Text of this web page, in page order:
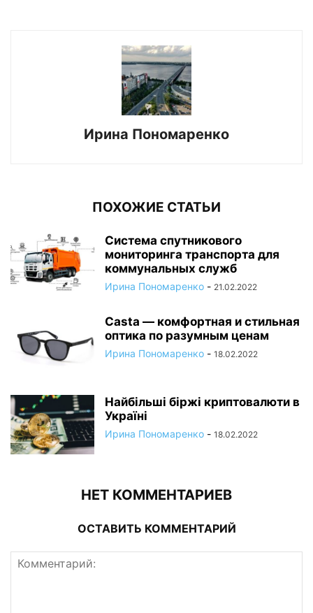
Ирина Пономаренко
ПОХОЖИЕ СТАТЬИ
Система спутникового
мониторинга транспорта для
коммунальных служб
Ирина Пономаренко - 21.02.2022
Casta — комфортная и стильная
оптика по разумным ценам
Ирина Пономаренко - 18.02.2022
Найбільші біржі криптовалюти в
Україні
Ирина Пономаренко - 18.02.2022
НЕТ КОММЕНТАРИЕВ
ОСТАВИТЬ КОММЕНТАРИЙ